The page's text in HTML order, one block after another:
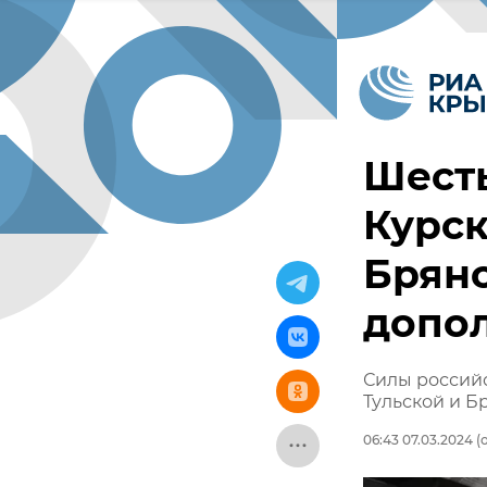
Силы
Тульской и
06:43 07.03.2024